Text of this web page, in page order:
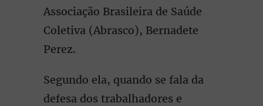
Associação Brasileira de Saúde
Coletiva (Abrasco), Bernadete
Perez.
Segundo ela, quando se fala da
defesa dos trabalhadores e